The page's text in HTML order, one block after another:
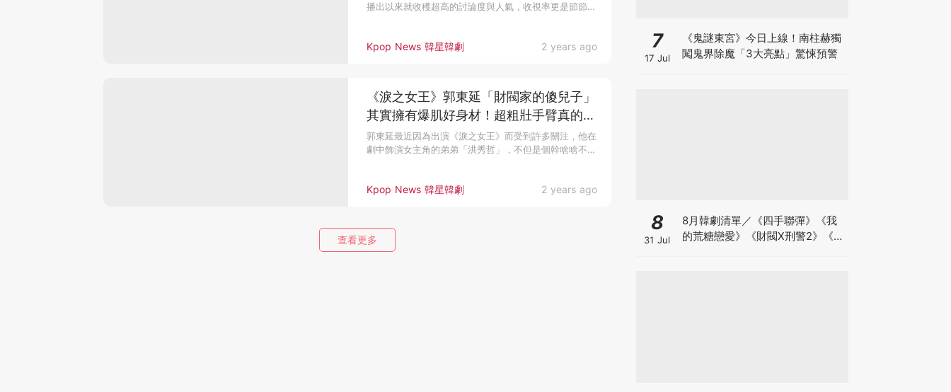
Kpop News 韓星韓劇 2 years ago
播出以來就收穫超高的討論度與人氣，收視率更是節節攀
Kpop News 韓星韓劇 2 years ago
《淚之女王》郭東延「財閥家的傻兒子」
其實擁有爆肌好身材！超粗壯手臂真的
Man爆♥
郭東延最近因為出演《淚之女王》而受到許多關注，他在
劇中飾演女主角的弟弟「洪秀哲」，不但是個幹啥啥不
查看更多
7
17 Jul
《鬼謎東宮》今日上線！南柱赫獨
闖鬼界除魔「3大亮點」驚悚預警
8
31 Jul
8月韓劇清單／《四手聯彈》《我
的荒糖戀愛》《財閥X刑警2》《鼠